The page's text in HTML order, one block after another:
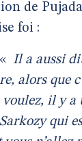
de
foi :
Il a aussi
alors que
il y a
qui